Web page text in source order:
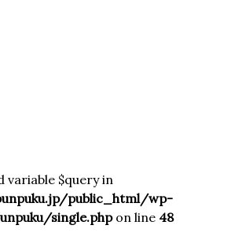
variable $query in
public_html/wp-
single.phpon line 48